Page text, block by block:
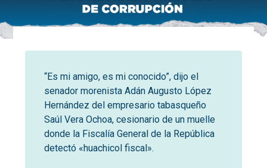
“Es mi amigo, es mi conocido”, dijo el
senador morenista Adán Augusto López
Hernández del empresario tabasqueño
Saúl Vera Ochoa, cesionario de un muelle
donde la Fiscalía General de la República
detectó «huachicol fiscal».